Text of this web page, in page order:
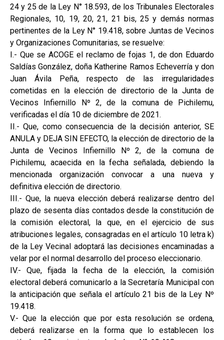
24 y 25 de la Ley N° 18.593, de los Tribunales Electorales
Regionales, 10, 19, 20, 21, 21 bis, 25 y demás normas
pertinentes de la Ley N° 19.418, sobre Juntas de Vecinos
y Organizaciones Comunitarias, se resuelve:
I.- Que se ACOGE el reclamo de fojas 1, de don Eduardo
Saldías González, doña Katherine Ramos Echeverría y don
Juan Ávila Peña, respecto de las irregularidades
cometidas en la elección de directorio de la Junta de
Vecinos Infiernillo Nº 2, de la comuna de Pichilemu,
verificadas el día 10 de diciembre de 2021.
II.- Que, como consecuencia de la decisión anterior, SE
ANULA y DEJA SIN EFECTO, la elección de directorio de la
Junta de Vecinos Infiernillo Nº 2, de la comuna de
Pichilemu, acaecida en la fecha señalada, debiendo la
mencionada organización convocar a una nueva y
definitiva elección de directorio.
III.- Que, la nueva elección deberá realizarse dentro del
plazo de sesenta días contados desde la constitución de
la comisión electoral, la que, en el ejercicio de sus
atribuciones legales, consagradas en el artículo 10 letra k)
de la Ley Vecinal adoptará las decisiones encaminadas a
velar por el normal desarrollo del proceso eleccionario.
IV.- Que, fijada la fecha de la elección, la comisión
electoral deberá comunicarlo a la Secretaría Municipal con
la anticipación que señala el artículo 21 bis de la Ley Nº
19.418.
V.- Que la elección que por esta resolución se ordena,
deberá realizarse en la forma que lo establecen los